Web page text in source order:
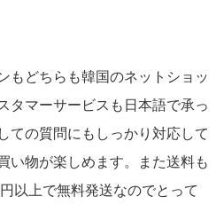
もどちらも韓国のネットショッ
タマーサービスも日本語で承っ
ての質問にもしっかり対応して
い物が楽しめます。また送料も
以上で無料発送なのでとって